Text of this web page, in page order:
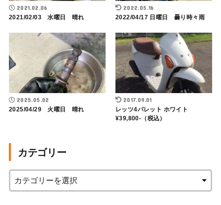
2021.02.06
2021/02/03 水曜日 晴れ
2022.05.16
2022/04/17 日曜日 曇り時々雨
2025.05.02
2025/04/29 火曜日 晴れ
2017.09.01
レッツ4パレット ホワイト
¥39,800-（税込）
カテゴリー